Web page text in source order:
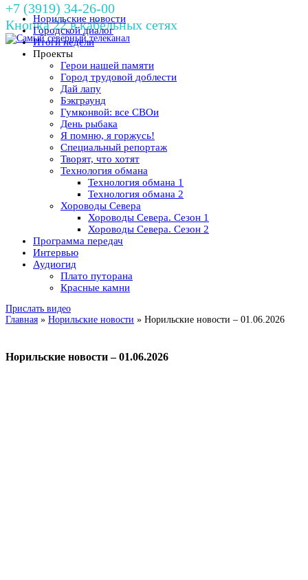
+7 (3919) 34-26-00
Кнопка 22 в кабельных сетях
Норильские новости
Городской диалог
Итоги недели
Проекты
Герои нашей памяти
Город трудовой доблести
Дай лапу
Бэкграунд
Гумконвой: все СВОи
День рыбака
Я помню, я горжусь!
Специальный репортаж
Творят, что хотят
Технология обмана
Технология обмана 1
Технология обмана 2
Хороводы Севера
Хороводы Севера. Сезон 1
Хороводы Севера. Сезон 2
Программа передач
Интервью
Аудиогид
Плато путорана
Красные камни
Прислать видео
Главная » Норильские новости » Норильские новости – 01.06.2026
Норильские новости – 01.06.2026